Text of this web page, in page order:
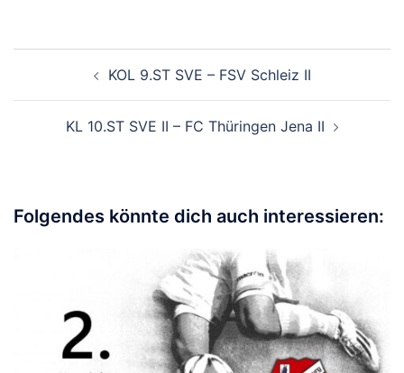
KOL 9.ST SVE – FSV Schleiz II
KL 10.ST SVE II – FC Thüringen Jena II
Folgendes könnte dich auch interessieren: